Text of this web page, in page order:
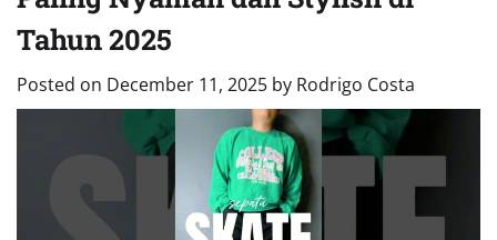
Tahun 2025
Posted on December 11, 2025 by Rodrigo Costa